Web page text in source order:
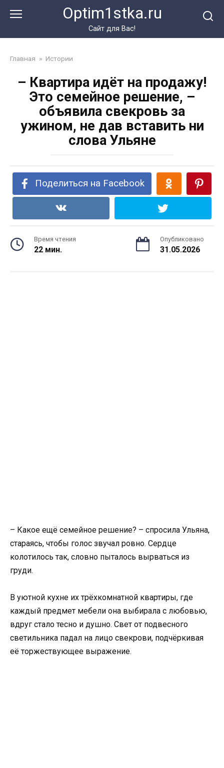
Optim1stka.ru
Сайт для Вас!
Главная » Истории
– Квартира идёт на продажу!
Это семейное решение, –
объявила свекровь за
ужином, не дав вставить ни
слова Ульяне
Поделиться на Facebook
Время чтения
22 мин.
Опубликовано
31.05.2026
– Какое ещё семейное решение? – спросила Ульяна,
стараясь, чтобы голос звучал ровно. Сердце
колотилось так, словно пыталось вырваться из
груди.
В уютной кухне их трёхкомнатной квартиры, где
каждый предмет мебели она выбирала с любовью,
вдруг стало тесно и душно. Свет от подвесного
светильника падал на лицо свекрови, подчёркивая
её торжествующее выражение.